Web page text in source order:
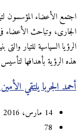
الجارى، وتباحث الأعضاء
الرؤيا السياسية للتيار
هذه الرؤية بأهدافها
أحمد الجربا يلتقي
14 مارس، 2016
78